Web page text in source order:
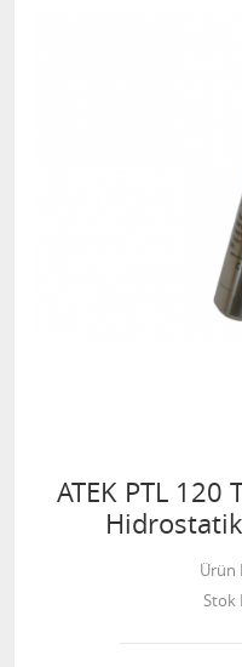
ATEK PTL 120
Ürün
Stok